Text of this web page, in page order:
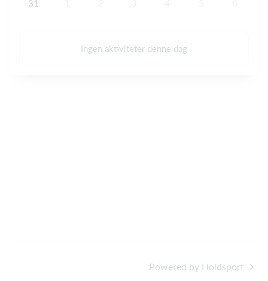
31
Ingen aktiviteter denne dag
Powered by Holdsport